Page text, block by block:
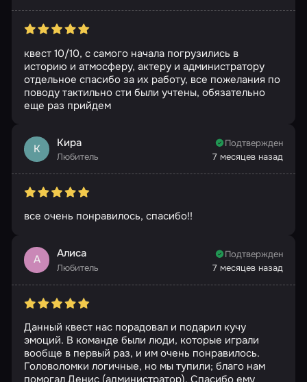
квест 10/10, с самого начала погрузились в
историю и атмосферу, актеру и администратору
отдельное спасибо за их работу, все пожелания по
поводу тактильно сти были учтены, обязательно
еще раз прийдем
К Кира
Любитель
Подтвержден
7 месяцев назад
все очень понравилось, спасибо!!
А Алиса
Любитель
Подтвержден
7 месяцев назад
Данный квест нас порадовал и подарил кучу
эмоций. В команде были люди, которые играли
вообще в первый раз, и им очень понравилось.
Головоломки логичные, но мы тупили; благо нам